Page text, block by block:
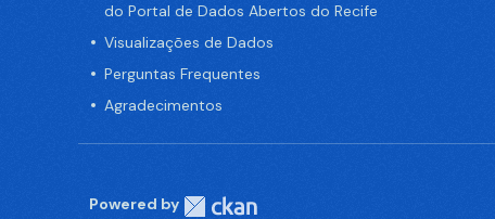
do Portal de Dados Abertos do Recife
Visualizações de Dados
Perguntas Frequentes
Agradecimentos
Powered by